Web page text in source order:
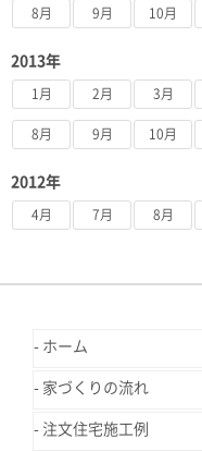
8月 9月 10月
2013年
1月 2月 3月
8月 9月 10月
2012年
4月 7月 8月
ホーム
家づくりの流れ
注文住宅施工例